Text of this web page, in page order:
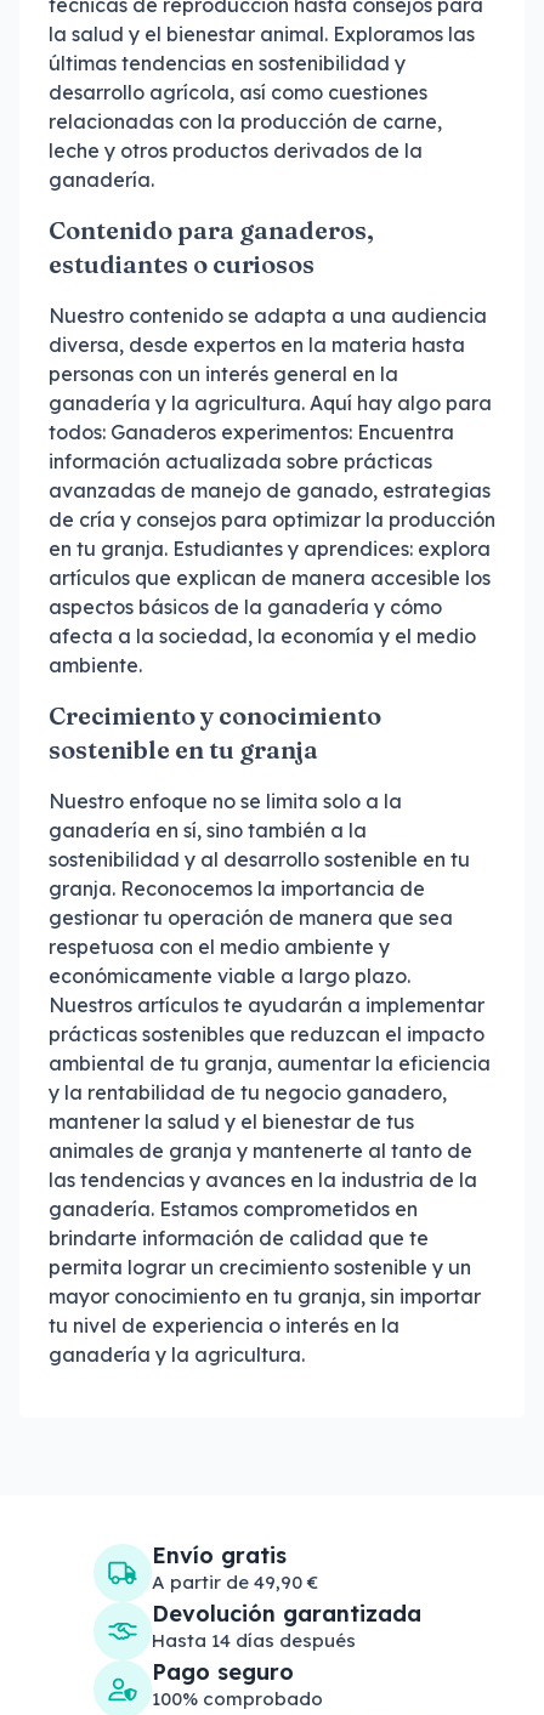
técnicas de reproducción hasta consejos para
la salud y el bienestar animal. Exploramos las
últimas tendencias en sostenibilidad y
desarrollo agrícola, así como cuestiones
relacionadas con la producción de carne,
leche y otros productos derivados de la
ganadería.
Contenido para ganaderos,
estudiantes o curiosos
Nuestro contenido se adapta a una audiencia
diversa, desde expertos en la materia hasta
personas con un interés general en la
ganadería y la agricultura. Aquí hay algo para
todos: Ganaderos experimentos: Encuentra
información actualizada sobre prácticas
avanzadas de manejo de ganado, estrategias
de cría y consejos para optimizar la producción
en tu granja. Estudiantes y aprendices: explora
artículos que explican de manera accesible los
aspectos básicos de la ganadería y cómo
afecta a la sociedad, la economía y el medio
ambiente.
Crecimiento y conocimiento
sostenible en tu granja
Nuestro enfoque no se limita solo a la
ganadería en sí, sino también a la
sostenibilidad y al desarrollo sostenible en tu
granja. Reconocemos la importancia de
gestionar tu operación de manera que sea
respetuosa con el medio ambiente y
económicamente viable a largo plazo.
Nuestros artículos te ayudarán a implementar
prácticas sostenibles que reduzcan el impacto
ambiental de tu granja, aumentar la eficiencia
y la rentabilidad de tu negocio ganadero,
mantener la salud y el bienestar de tus
animales de granja y mantenerte al tanto de
las tendencias y avances en la industria de la
ganadería. Estamos comprometidos en
brindarte información de calidad que te
permita lograr un crecimiento sostenible y un
mayor conocimiento en tu granja, sin importar
tu nivel de experiencia o interés en la
ganadería y la agricultura.
Envío gratis
A partir de 49,90 €
Devolución garantizada
Hasta 14 días después
Pago seguro
100% comprobado